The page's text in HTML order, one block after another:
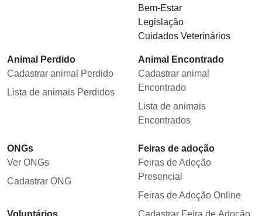
Bem-Estar
Legislação
Cuidados Veterinários
Animal Perdido
Cadastrar animal Perdido
Lista de animais Perdidos
Animal Encontrado
Cadastrar animal
Encontrado
Lista de animais
Encontrados
ONGs
Ver ONGs
Cadastrar ONG
Feiras de adoção
Feiras de Adoção
Presencial
Feiras de Adoção Online